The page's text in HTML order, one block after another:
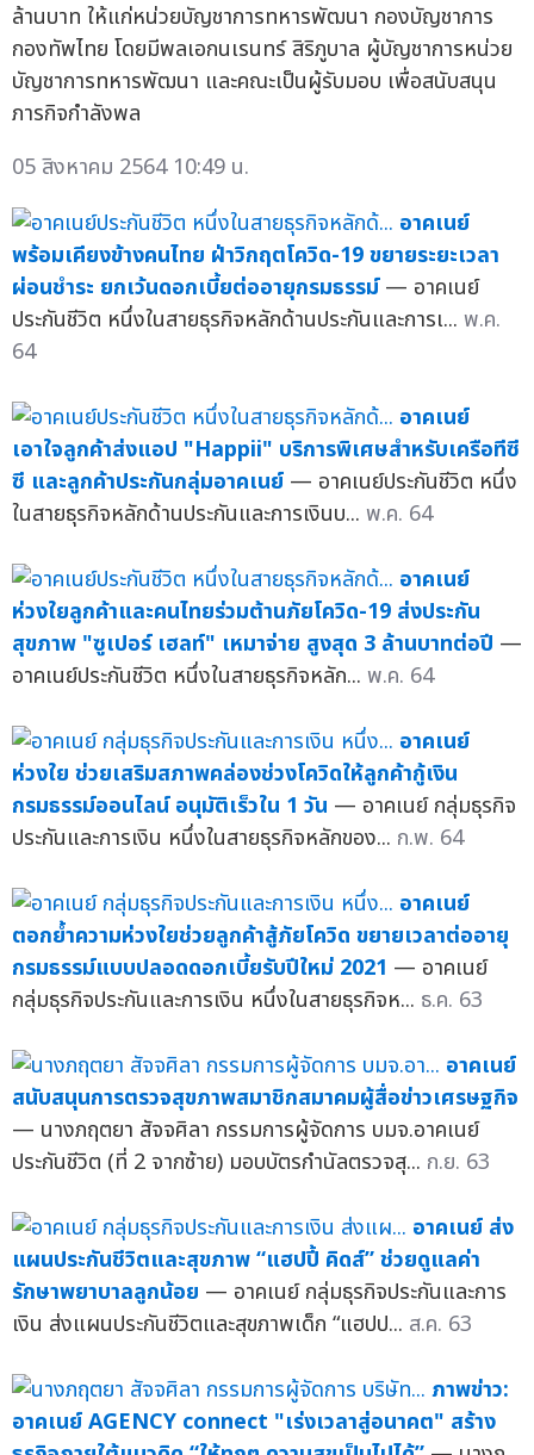
ล้านบาท ให้แก่หน่วยบัญชาการทหารพัฒนา กองบัญชาการ
กองทัพไทย โดยมีพลเอกนเรนทร์ สิริภูบาล ผู้บัญชาการหน่วย
บัญชาการทหารพัฒนา และคณะเป็นผู้รับมอบ เพื่อสนับสนุน
ภารกิจกำลังพล
05 สิงหาคม 2564 10:49 น.
อาคเนย์
พร้อมเคียงข้างคนไทย ฝ่าวิกฤตโควิด-19 ขยายระยะเวลา
ผ่อนชำระ ยกเว้นดอกเบี้ยต่ออายุกรมธรรม์ — อาคเนย์
ประกันชีวิต หนึ่งในสายธุรกิจหลักด้านประกันและการเ... พ.ค.
64
อาคเนย์
เอาใจลูกค้าส่งแอป "Happii" บริการพิเศษสำหรับเครือทีซี
ซี และลูกค้าประกันกลุ่มอาคเนย์ — อาคเนย์ประกันชีวิต หนึ่ง
ในสายธุรกิจหลักด้านประกันและการเงินบ... พ.ค. 64
อาคเนย์
ห่วงใยลูกค้าและคนไทยร่วมต้านภัยโควิด-19 ส่งประกัน
สุขภาพ "ซูเปอร์ เฮลท์" เหมาจ่าย สูงสุด 3 ล้านบาทต่อปี —
อาคเนย์ประกันชีวิต หนึ่งในสายธุรกิจหลัก... พ.ค. 64
อาคเนย์
ห่วงใย ช่วยเสริมสภาพคล่องช่วงโควิดให้ลูกค้ากู้เงิน
กรมธรรม์ออนไลน์ อนุมัติเร็วใน 1 วัน — อาคเนย์ กลุ่มธุรกิจ
ประกันและการเงิน หนึ่งในสายธุรกิจหลักของ... ก.พ. 64
อาคเนย์
ตอกย้ำความห่วงใยช่วยลูกค้าสู้ภัยโควิด ขยายเวลาต่ออายุ
กรมธรรม์แบบปลอดดอกเบี้ยรับปีใหม่ 2021 — อาคเนย์
กลุ่มธุรกิจประกันและการเงิน หนึ่งในสายธุรกิจห... ธ.ค. 63
อาคเนย์
สนับสนุนการตรวจสุขภาพสมาชิกสมาคมผู้สื่อข่าวเศรษฐกิจ
— นางภฤตยา สัจจศิลา กรรมการผู้จัดการ บมจ.อาคเนย์
ประกันชีวิต (ที่ 2 จากซ้าย) มอบบัตรกำนัลตรวจสุ... ก.ย. 63
อาคเนย์ ส่ง
แผนประกันชีวิตและสุขภาพ “แฮปปี้ คิดส์” ช่วยดูแลค่า
รักษาพยาบาลลูกน้อย — อาคเนย์ กลุ่มธุรกิจประกันและการ
เงิน ส่งแผนประกันชีวิตและสุขภาพเด็ก “แฮปป... ส.ค. 63
ภาพข่าว:
อาคเนย์ AGENCY connect "เร่งเวลาสู่อนาคต" สร้าง